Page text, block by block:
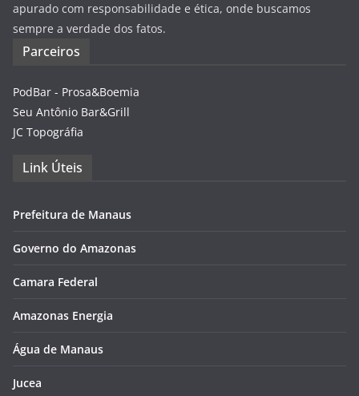
apurado com responsabilidade e ética, onde buscamos
sempre a verdade dos fatos.
Parceiros
PodBar - Prosa&Boemia
Seu Antônio Bar&Grill
JC Topográfia
Link Úteis
Prefeitura de Manaus
Governo do Amazonas
Camara Federal
Amazonas Energia
Água de Manaus
Jucea